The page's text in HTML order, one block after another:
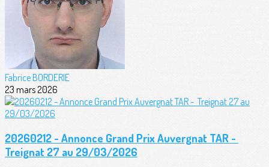
Fabrice BORDERIE
23 mars 2026
20260212 - Annonce Grand Prix Auvergnat TAR -
Treignat 27 au 29/03/2026